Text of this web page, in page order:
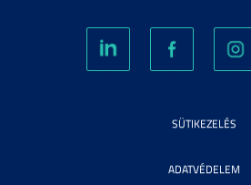
SÜTIKEZELÉS
ADATVÉDELEM